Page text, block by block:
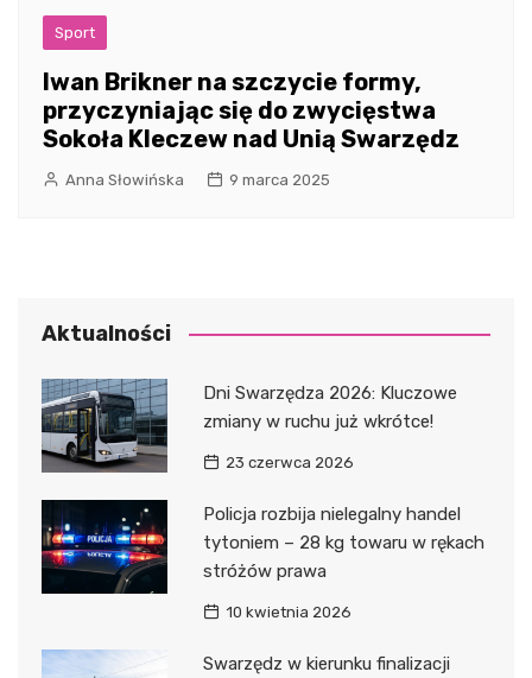
Sport
Iwan Brikner na szczycie formy,
przyczyniając się do zwycięstwa
Sokoła Kleczew nad Unią Swarzędz
Anna Słowińska 9 marca 2025
Aktualności
Dni Swarzędza 2026: Kluczowe
zmiany w ruchu już wkrótce!
23 czerwca 2026
Policja rozbija nielegalny handel
tytoniem – 28 kg towaru w rękach
stróżów prawa
10 kwietnia 2026
Swarzędz w kierunku finalizacji